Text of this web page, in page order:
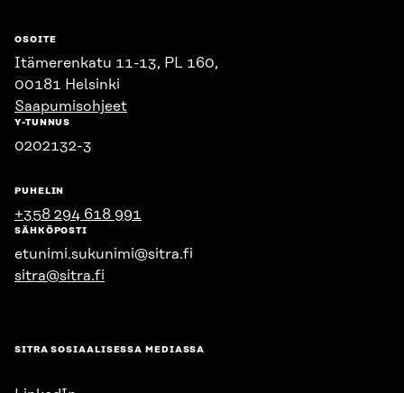
OSOITE
Itämerenkatu 11-13, PL 160,
00181 Helsinki
Saapumisohjeet
Y-TUNNUS
0202132-3
PUHELIN
+358 294 618 991
SÄHKÖPOSTI
etunimi.sukunimi@sitra.fi
sitra@sitra.fi
SITRA SOSIAALISESSA MEDIASSA